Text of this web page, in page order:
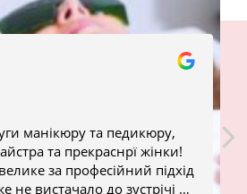
манікюру та педикюру,
та прекраснрї жінки!
за професійний підхід
не вистачало до зустрічі з